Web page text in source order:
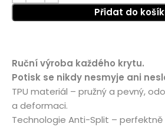
Přidat do
Ruční výroba každého krytu.
Potisk se nikdy nesmyje ani
TPU materiál – pružný a pevný,
a deformaci.
Technologie Anti-Split – perfektně